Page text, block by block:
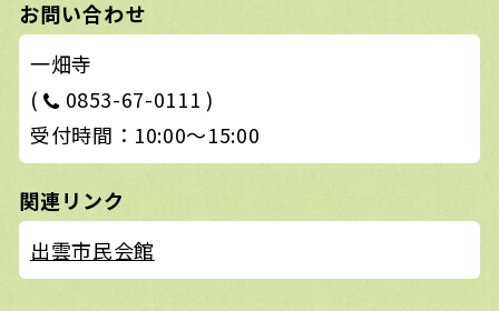
お問い合わせ
一畑寺
( 0853-67-0111 )
受付時間：10:00〜15:00
関連リンク
出雲市民会館